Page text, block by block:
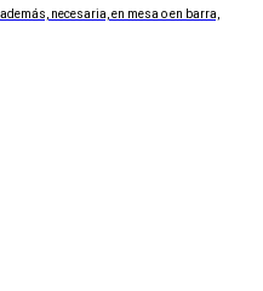
necesaria, en mesa o en barra,